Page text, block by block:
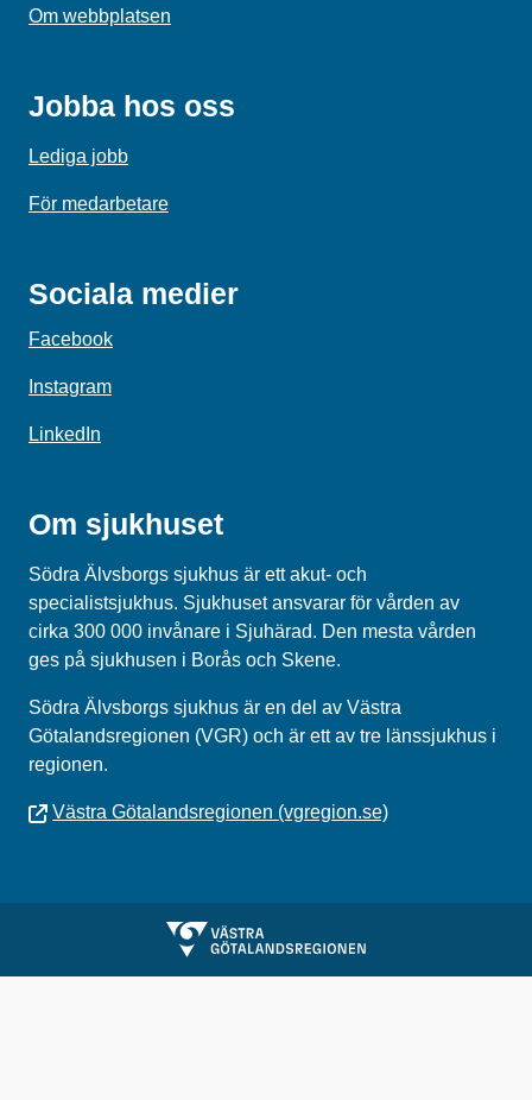
Om webbplatsen
Jobba hos oss
Lediga jobb
För medarbetare
Sociala medier
Facebook
Instagram
LinkedIn
Om sjukhuset
Södra Älvsborgs sjukhus är ett akut- och
specialistsjukhus. Sjukhuset ansvarar för vården av
cirka 300 000 invånare i Sjuhärad. Den mesta vården
ges på sjukhusen i Borås och Skene.
Södra Älvsborgs sjukhus är en del av Västra
Götalandsregionen (VGR) och är ett av tre länssjukhus i
regionen.
Västra Götalandsregionen (vgregion.se)